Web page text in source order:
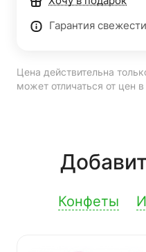
Гарантия
Цена действительна
может отличаться от цен
Конфеты